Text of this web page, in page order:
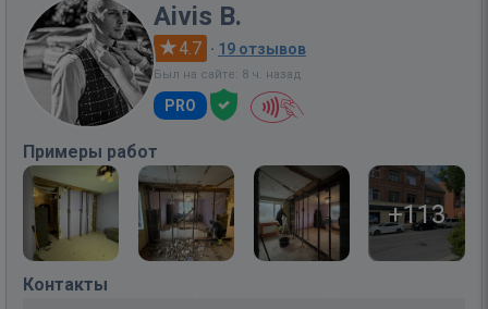
Aivis B.
4.7 · 19 отзывов
Был на сайте: 8 ч. назад
PRO
Примеры работ
+113
Контакты